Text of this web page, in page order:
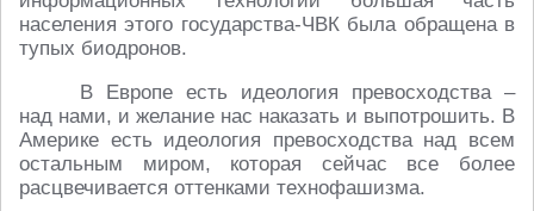
населения этого государства-ЧВК была обращена в
тупых биодронов.
В Европе есть идеология превосходства –
над нами, и желание нас наказать и выпотрошить. В
Америке есть идеология превосходства над всем
остальным миром, которая сейчас все более
расцвечивается оттенками технофашизма.